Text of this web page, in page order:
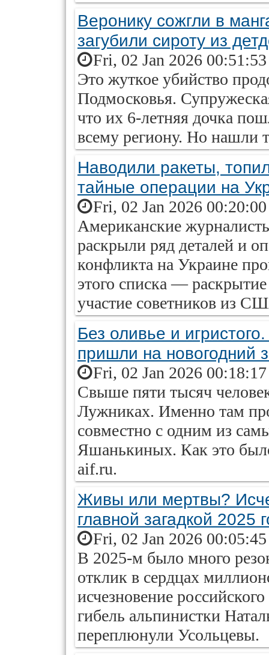
Веронику сожгли в
загубили сироту из
Fri, 02 Jan 2026
Это жуткое убийство
Подмосковья.
что их 6-летняя дочка
всему региону. Но нашли
Наводили ракеты,
тайные операции на
Fri, 02 Jan 2026
Американские
раскрыли ряд деталей и
конфликта на Украине
этого списка —
участие советников из
Без оливье и
пришли на новогодний
Fri, 02 Jan 2026
Свыше пяти тысяч
Лужниках. Именно там
совместно с одним из
Яшанькиных. Как это
aif.ru.
Живы или мертвы?
главной загадкой 2025
Fri, 02 Jan 2026
В 2025-м было много
отклик в сердцах
исчезновение
гибель альпинистки
переплюнули Усольцевы.